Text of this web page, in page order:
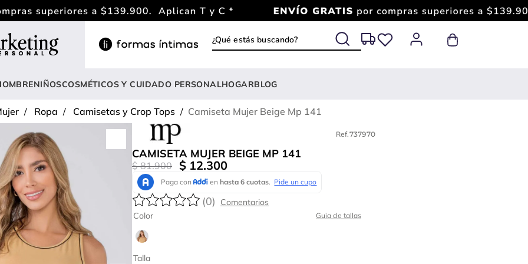
¿Qué estás buscando?
NIÑOSCOSMÉTICOS Y CUIDADO PERSONALHOGARBLOG
Ropa Camisetas y Crop Tops Camiseta Mujer Beige Mp 141
Ref.737970
CAMISETA MUJER BEIGE MP 141
$ 81.900 $ 12.300
(0)
Talla
Color Guia de tallas
enterizo
blusas